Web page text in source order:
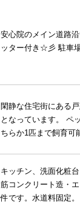
安心院のメイン道路
ッター付き☆彡 駐車
閑静な住宅街にある
となっています。 ペ
ちらか1匹まで飼育可
キッチン、洗面化粧
筋コンクリート造・
件です。水道料固定